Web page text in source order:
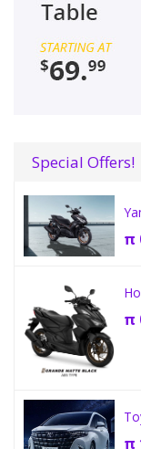
Special Offers!
π
π
π